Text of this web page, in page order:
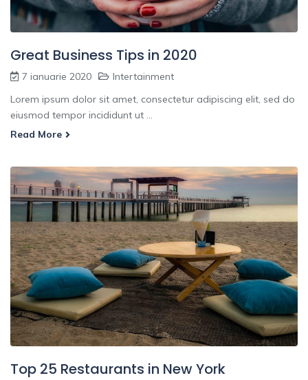
Great Business Tips in 2020
7 ianuarie 2020
Intertainment
Lorem ipsum dolor sit amet, consectetur adipiscing elit, sed do
eiusmod tempor incididunt ut ...
Read More
Top 25 Restaurants in New York